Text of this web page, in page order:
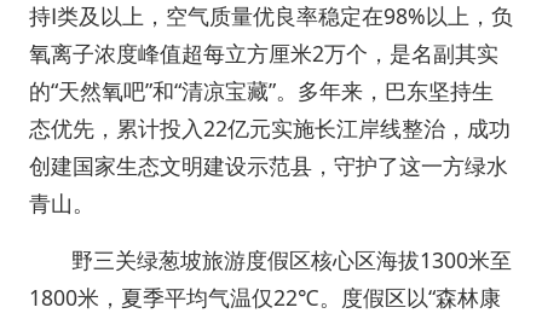
持Ⅰ类及以上，空气质量优良率稳定在98%以上，负
氧离子浓度峰值超每立方厘米2万个，是名副其实
的“天然氧吧”和“清凉宝藏”。多年来，巴东坚持生
态优先，累计投入22亿元实施长江岸线整治，成功
创建国家生态文明建设示范县，守护了这一方绿水
青山。
野三关绿葱坡旅游度假区核心区海拔1300米至
1800米，夏季平均气温仅22℃。度假区以“森林康